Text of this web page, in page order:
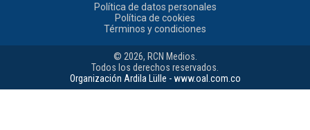
Política de datos personales
Política de cookies
Términos y condiciones
© 2026, RCN Medios.
Todos los derechos reservados.
Organización Ardila Lülle - www.oal.com.co